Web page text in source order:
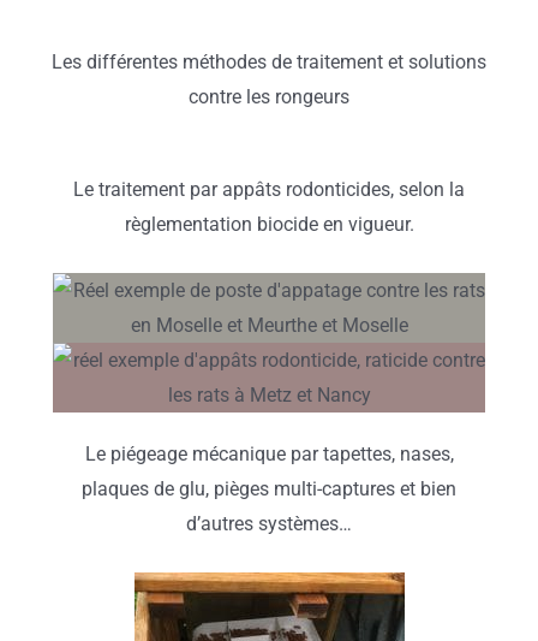
Les différentes méthodes de traitement et solutions
contre les rongeurs
Le traitement par appâts rodonticides, selon la
règlementation biocide en vigueur.
Le piégeage mécanique par tapettes, nases,
plaques de glu, pièges multi-captures et bien
d’autres systèmes…